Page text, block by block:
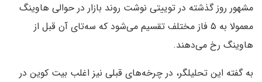
مشهور روز گذشته در توییتی نوشت روند بازار در حوالی هاوینگ
معمولا به ۵ فاز مختلف تقسیم می‌شود که سه‌تای آن قبل از
هاوینگ رخ می‌دهند.
به گفته این تحلیلگر، در چرخه‌های قبلی نیز اغلب بیت کوین در